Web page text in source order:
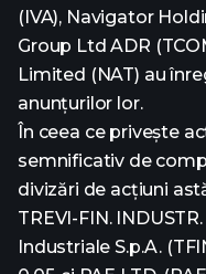
(IVA), Navigator
Group Ltd ADR
Limited (NAT) au
anunțurilor lor.
În ceea ce privește
semnificativ de
divizări de acțiuni
TREVI-FIN.
Industriale S.p.A.